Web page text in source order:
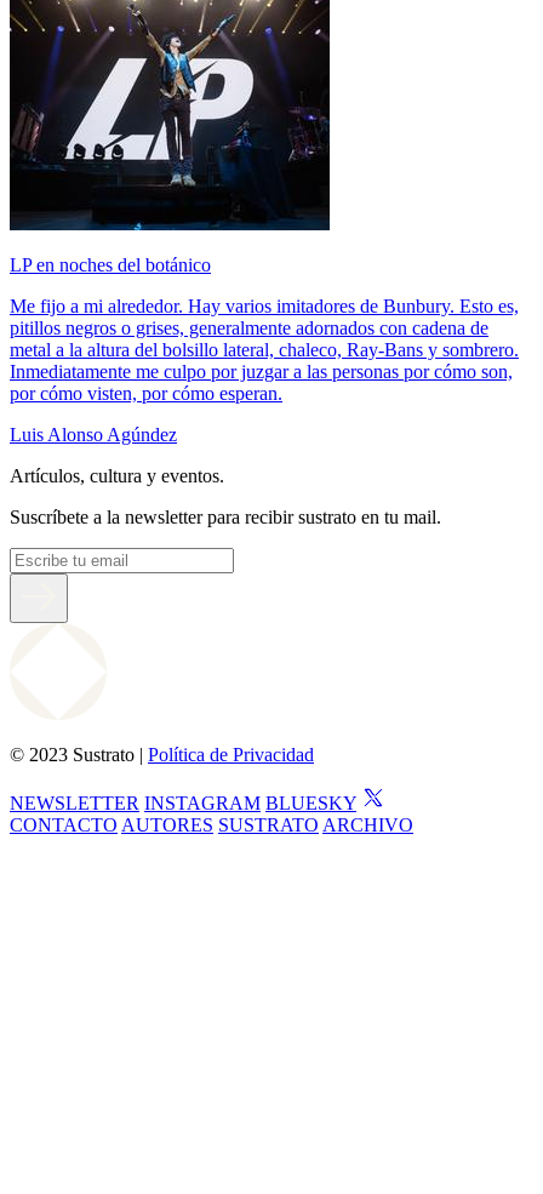
LP en noches del botánico
Me fijo a mi alrededor. Hay varios imitadores de Bunbury. Esto es,
pitillos negros o grises, generalmente adornados con cadena de
metal a la altura del bolsillo lateral, chaleco, Ray-Bans y sombrero.
Inmediatamente me culpo por juzgar a las personas por cómo son,
por cómo visten, por cómo esperan.
Luis Alonso Agúndez
Artículos, cultura y eventos.
Suscríbete a la newsletter para recibir sustrato en tu mail.
© 2023 Sustrato | Política de Privacidad
NEWSLETTER INSTAGRAM BLUESKY
CONTACTO AUTORES SUSTRATO ARCHIVO